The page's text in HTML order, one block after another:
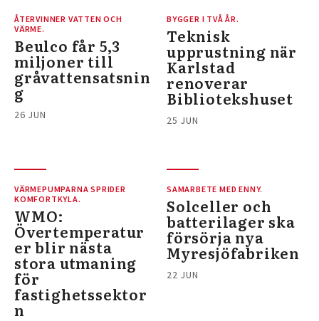
ÅTERVINNER VATTEN OCH
VÄRME.
Beulco får 5,3
miljoner till
gråvattensatsnin
g
26 JUN
BYGGER I TVÅ ÅR.
Teknisk
upprustning när
Karlstad
renoverar
Bibliotekshuset
25 JUN
VÄRMEPUMPARNA SPRIDER
KOMFORTKYLA.
WMO:
Övertemperatur
er blir nästa
stora utmaning
för
fastighetssektor
n
SAMARBETE MED ENNY.
Solceller och
batterilager ska
försörja nya
Myresjöfabriken
22 JUN